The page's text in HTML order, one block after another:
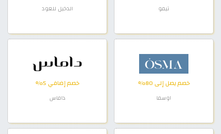
تيمو الدخيل للعود
خصم يصل إلى 80%
اوسما
خصم إضافي 5%
داماس